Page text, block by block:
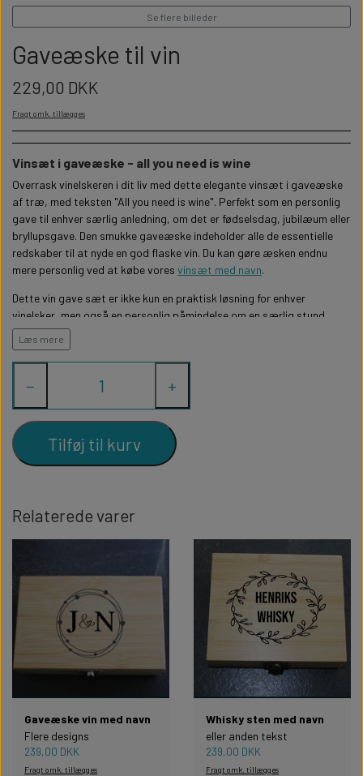
PERSONLIGE LED LAMPER
PERSONLIGE COASTERS
FORKLÆDER MED TEKST
GAVEÆSKER I TRÆ
TERMOKRUS MED PRINT
STUDENT
WILLOW TREE OPHÆNG
HALLOWEEN
BADEVÆRELSET
SKILTE
WALLSTICKERS
STUEN
Se flere billeder
Gaveæske til vin
229,00 DKK
Fragt omk. tillægges
Vinsæt i gaveæske - all you need is wine
Overrask vinelskeren i dit liv med dette elegante vinsæt i gaveæske
af træ, med teksten "All you need is wine". Perfekt som en personlig
gave til enhver særlig anledning, om det er fødselsdag, jubilæum eller
bryllupsgave. Den smukke gaveæske indeholder alle de essentielle
redskaber til at nyde en god flaske vin. Du kan gøre æsken endnu
mere personlig ved at købe vores vinsæt med navn.
Dette vin gave sæt er ikke kun en praktisk løsning for enhver
vinelsker, men også en personlig påmindelse om en særlig stund.
Se også vores
og prop i rustfrit stål og bambus
Læs mere
− +
Tilføj til kurv
Relaterede varer
Gaveæske vin med navn
Flere designs
239,00 DKK
Fragt omk. tillægges
Whisky sten med navn
eller anden tekst
239,00 DKK
Fragt omk. tillægges